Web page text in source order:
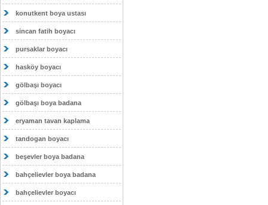
konutkent boya ustası
sincan fatih boyacı
pursaklar boyacı
hasköy boyacı
gölbaşı boyacı
gölbaşı boya badana
eryaman tavan kaplama
tandogan boyacı
beşevler boya badana
bahçelievler boya badana
bahçelievler boyacı